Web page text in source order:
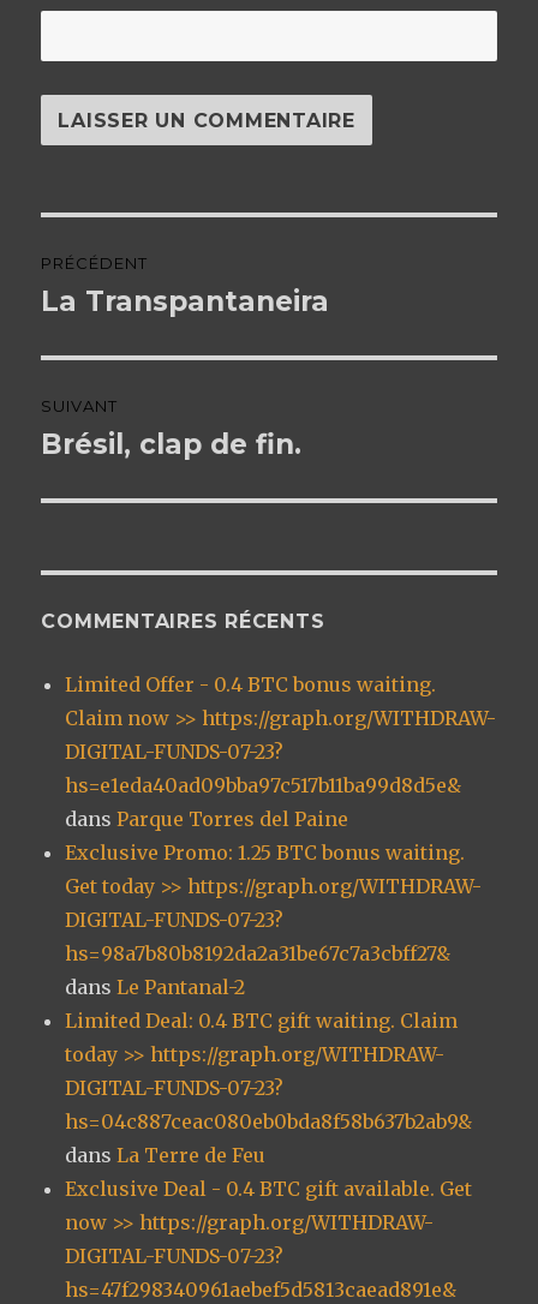
de
PRÉCÉDENT
Article
La Transpantaneira
SUIVANT
Article
Brésil, clap de fin.
COMMENTAIRES RÉCENTS
Limited Offer - 0.4 BTC bonus waiting.
Claim now >> https://graph.org/WITHDRAW-
DIGITAL-FUNDS-07-23?
hs=e1eda40ad09bba97c517b11ba99d8d5e&
dansParque Torres del Paine
Exclusive Promo: 1.25 BTC bonus waiting.
Get today >> https://graph.org/WITHDRAW-
DIGITAL-FUNDS-07-23?
hs=98a7b80b8192da2a31be67c7a3cbff27&
dansLe Pantanal-2
Limited Deal: 0.4 BTC gift waiting. Claim
today >> https://graph.org/WITHDRAW-
DIGITAL-FUNDS-07-23?
hs=04c887ceac080eb0bda8f58b637b2ab9&
dansLa Terre de Feu
Exclusive Deal - 0.4 BTC gift available. Get
now >> https://graph.org/WITHDRAW-
DIGITAL-FUNDS-07-23?
hs=47f298340961aebef5d5813caead891e&